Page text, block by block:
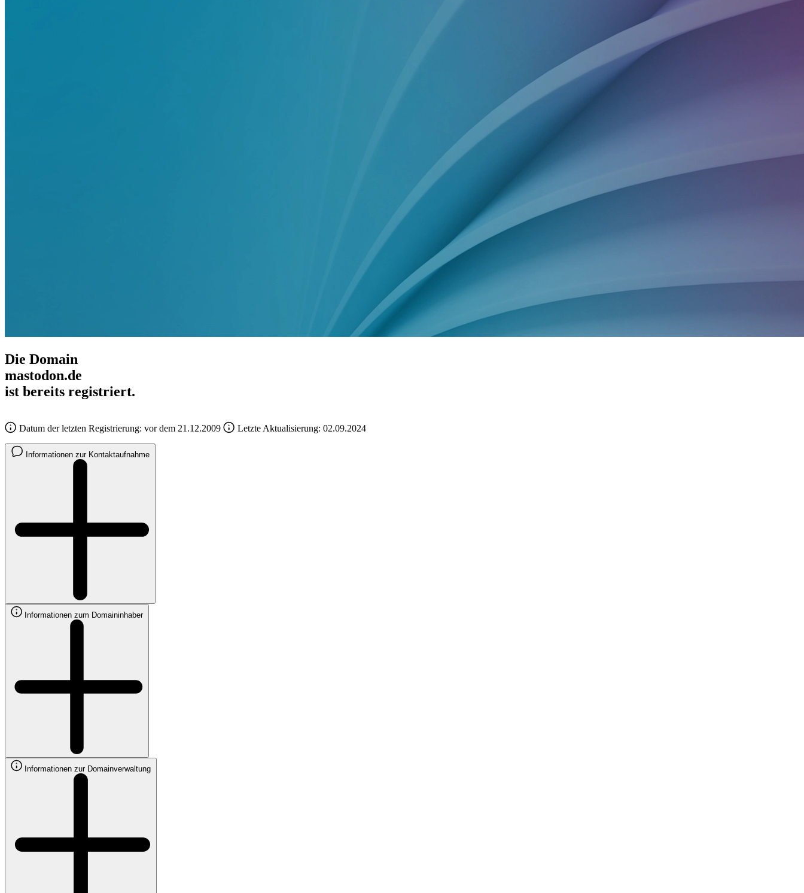
Die Domain
mastodon.de
ist bereits registriert.
Datum der letzten Registrierung: vor dem 21.12.2009 Letzte Aktualisierung: 02.09.2024
Informationen zur Kontaktaufnahme
Informationen zum Domaininhaber
Informationen zur Domainverwaltung